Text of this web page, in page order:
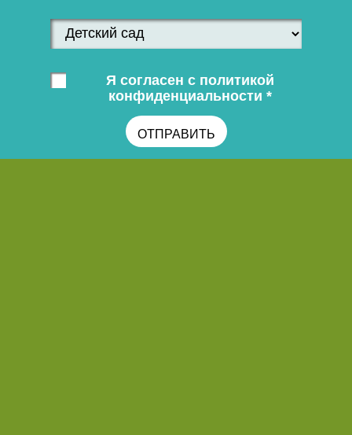
Я согласен с политикой
конфиденциальности *
ОТПРАВИТЬ